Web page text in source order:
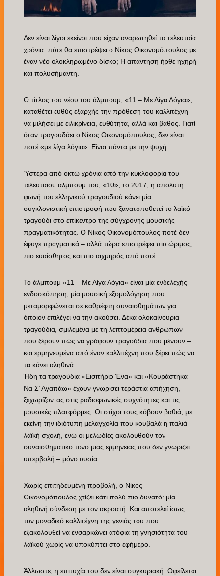
Δεν είναι λίγοι εκείνοι που είχαν αναρωτηθεί τα τελευταία
χρόνια: πότε θα επιστρέψει ο Νίκος Οικονομόπουλος με
έναν νέο ολοκληρωμένο δίσκο; Η απάντηση ήρθε ηχηρή
και πολυσήμαντη.
Ο τίτλος του νέου του άλμπουμ, «11 – Με Λίγα Λόγια»,
καταθέτει ευθύς εξαρχής την πρόθεση του καλλιτέχνη
να μιλήσει με ειλικρίνεια, ευθύτητα, αλλά και βάθος. Γιατί
όταν τραγουδάει ο Νίκος Οικονομόπουλος, δεν είναι
ποτέ «με λίγα λόγια». Είναι πάντα με την ψυχή.
Ύστερα από οκτώ χρόνια από την κυκλοφορία του
τελευταίου άλμπουμ του, «10», το 2017, η απόλυτη
φωνή του ελληνικού τραγουδιού κάνει μία
συγκλονιστική επιστροφή που ξανατοποθετεί το λαϊκό
τραγούδι στο επίκεντρο της σύγχρονης μουσικής
πραγματικότητας. Ο Νίκος Οικονομόπουλος ποτέ δεν
έφυγε πραγματικά – αλλά τώρα επιστρέφει πιο ώριμος,
πιο ευαίσθητος και πιο αιχμηρός από ποτέ.
Το άλμπουμ «11 – Με Λίγα Λόγια» είναι μία ενδελεχής
ενδοσκόπηση, μία μουσική εξομολόγηση που
μεταμορφώνεται σε καθρέφτη συναισθημάτων για
όποιον επιλέγει να την ακούσει. Δέκα ολοκαίνουρια
τραγούδια, σμιλεμένα με τη λεπτομέρεια ανθρώπων
που ξέρουν πώς να γράφουν τραγούδια που μένουν –
και ερμηνευμένα από έναν καλλιτέχνη που ξέρει πώς να
τα κάνει αληθινά.
Ήδη τα τραγούδια «Εισιτήριο Ένα» και «Κουράστηκα
Να Σ’ Αγαπάω» έχουν γνωρίσει τεράστια απήχηση,
ξεχωρίζοντας στις ραδιοφωνικές συχνότητες και τις
μουσικές πλατφόρμες. Οι στίχοι τους κόβουν βαθιά, με
εκείνη την ιδιότυπη μελαγχολία που κουβαλά η παλιά
λαϊκή σχολή, ενώ οι μελωδίες ακολουθούν τον
συναισθηματικό τόνο μίας ερμηνείας που δεν γνωρίζει
υπερβολή – μόνο ουσία.
Χωρίς επιτηδευμένη προβολή, ο Νίκος
Οικονομόπουλος χτίζει κάτι πολύ πιο δυνατό: μία
αληθινή σύνδεση με τον ακροατή. Και αποτελεί ίσως
τον μοναδικό καλλιτέχνη της γενιάς του που
εξακολουθεί να ενσαρκώνει ατόφια τη γνησιότητα του
λαϊκού χωρίς να υποκύπτει στο εφήμερο.
Άλλωστε, η επιτυχία του δεν είναι συγκυριακή. Οφείλεται